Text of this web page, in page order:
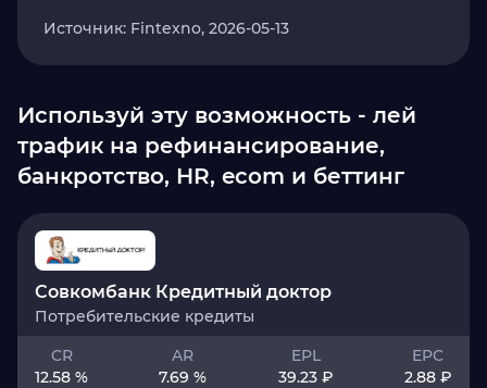
Источник: Fintexno, 2026-05-13
Используй эту возможность - лей
трафик на рефинансирование,
банкротство, HR, ecom и беттинг
Совкомбанк Кредитный доктор
Потребительские кредиты
CR
12.58 %
AR
7.69 %
EPL
39.23 ₽
EPC
2.88 ₽